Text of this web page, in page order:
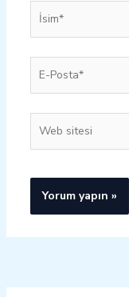
İsim*
Posta*
sitesi